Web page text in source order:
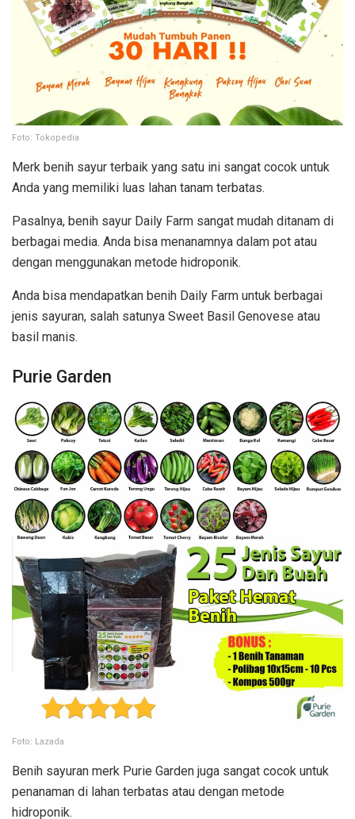
Foto: Tokopedia
Merk benih sayur terbaik yang satu ini sangat cocok untuk
Anda yang memiliki luas lahan tanam terbatas.
Pasalnya, benih sayur Daily Farm sangat mudah ditanam di
berbagai media. Anda bisa menanamnya dalam pot atau
dengan menggunakan metode hidroponik.
Anda bisa mendapatkan benih Daily Farm untuk berbagai
jenis sayuran, salah satunya Sweet Basil Genovese atau
basil manis.
Purie Garden
Foto: Lazada
Benih sayuran merk Purie Garden juga sangat cocok untuk
penanaman di lahan terbatas atau dengan metode
hidroponik.